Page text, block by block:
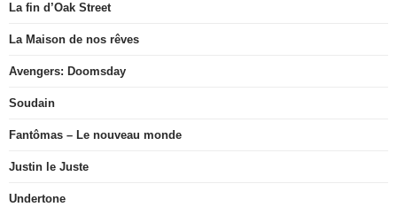
La fin d’Oak Street
La Maison de nos rêves
Avengers: Doomsday
Soudain
Fantômas – Le nouveau monde
Justin le Juste
Undertone